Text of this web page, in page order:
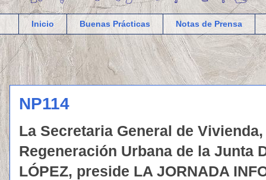
Inicio Buenas Prácticas Notas de Prensa
NP114
La Secretaria General de
Regeneración Urbana de la Junta
LÓPEZ, preside LA JORNADA